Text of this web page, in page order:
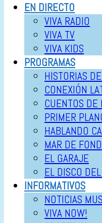
EN DIRECTO
VIVA RADIO
VIVA TV
VIVA KIDS
PROGRAMAS
HISTORIAS
CONEXIÓN
CUENTOS DE
PRIMER
HABLANDO
MAR DE
EL GARAJE
EL DISCO
INFORMATIVOS
NOTICIAS
VIVA NOW!